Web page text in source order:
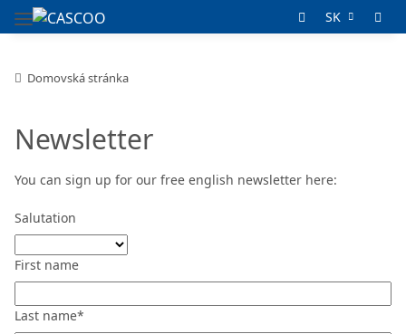
SK
Domovská stránka
Newsletter
You can sign up for our free english newsletter here:
Salutation
First name
Last name*